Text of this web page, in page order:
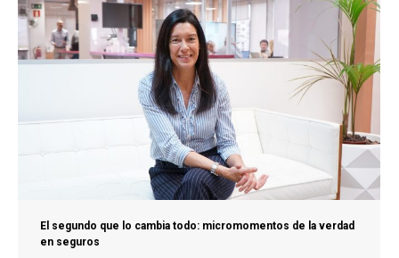
El segundo que lo cambia todo: micromomentos de la verdad
en seguros